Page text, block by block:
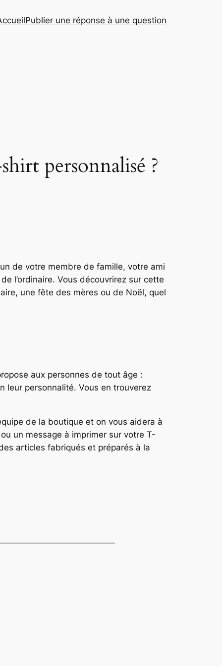
Publier une réponse à une question
personnalisé ?
de votre membre de famille, votre ami
l’ordinaire. Vous découvrirez sur cette
une fête des mères ou de Noël, quel
aux personnes de tout âge :
leur personnalité. Vous en trouverez
de la boutique et on vous aidera à
un message à imprimer sur votre T-
articles fabriqués et préparés à la